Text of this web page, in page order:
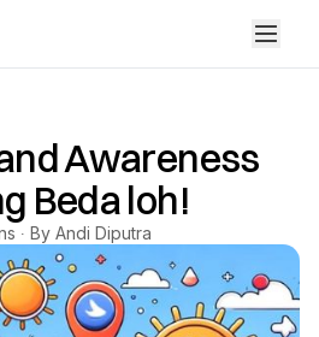
Awareness
Beda loh!
∙ By Andi Diputra